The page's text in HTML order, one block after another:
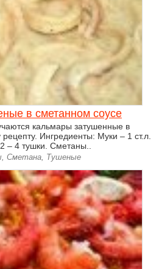
в сметанном соусе
кальмары затушенные в
Ингредиенты: Муки – 1 ст.л.
– 4 тушки. Сметаны..
Сметана, Тушеные